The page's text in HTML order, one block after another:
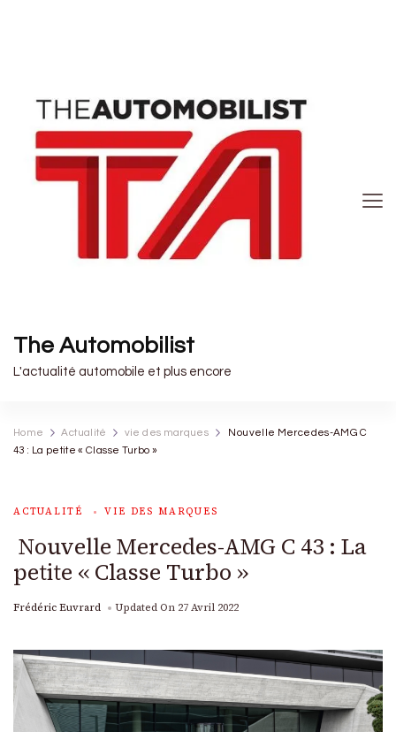
The Automobilist
L'actualité automobile et plus encore
Home Actualité vie des marques
Nouvelle Mercedes-AMG C
43 : La petite « Classe Turbo »
ACTUALITÉ VIE DES MARQUES
Nouvelle Mercedes-AMG C 43 : La
petite « Classe Turbo »
Frédéric Euvrard Updated On 27 Avril 2022